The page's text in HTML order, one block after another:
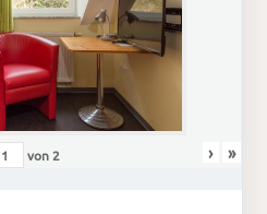
von 2 › »